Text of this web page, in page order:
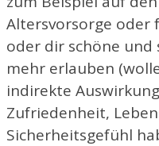
Altersvorsorge oder
oder dir schöne
mehr erlauben
indirekte
Zufriedenheit,
Sicherheitsgefühl